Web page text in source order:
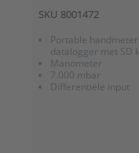
7.000 mbar
SKU 8001472
Portable
datalogger met SD
Manometer
7.000 mbar
Differentiële input